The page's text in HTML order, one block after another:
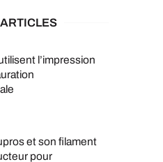
l’impression
et son filament
pour